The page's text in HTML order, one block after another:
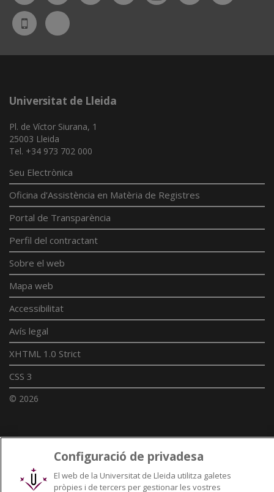
UdL
App
Bluesky
Universitat de Lleida
Pl. de Víctor Siurana, 1
25003 Lleida
Tel. +34 973 702 000
Seu Electrònica
Oficina d'Assistència en Matèria de Registres
Portal de Transparència
Perfil del contractant
Sobre el web
Mapa web
Accessibilitat
Avís legal
XHTML 1.0 Strict
CSS 3
© 2026
Enllaços UdL
Xarxes universitàries
Configuració de privadesa
El web de la Universitat de Lleida utilitza galetes
pròpies i de tercers per gestionar les vostres